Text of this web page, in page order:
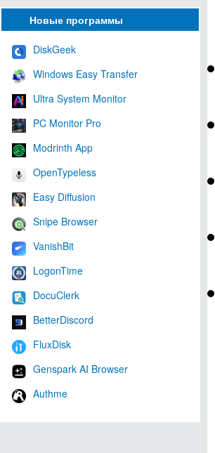
Новые программы
DiskGeek
Windows Easy Transfer
Ultra System Monitor
PC Monitor Pro
Modrinth App
OpenTypeless
Easy Diffusion
Snipe Browser
VanishBit
LogonTime
DocuClerk
BetterDiscord
FluxDisk
Genspark AI Browser
Authme